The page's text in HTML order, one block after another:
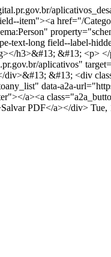
item"><a href="/
long field--label-
h3>&#13; &#13;
aplicativos"
&#13; <div
data-a2a-
a><a
PDF</a></div> Tue,